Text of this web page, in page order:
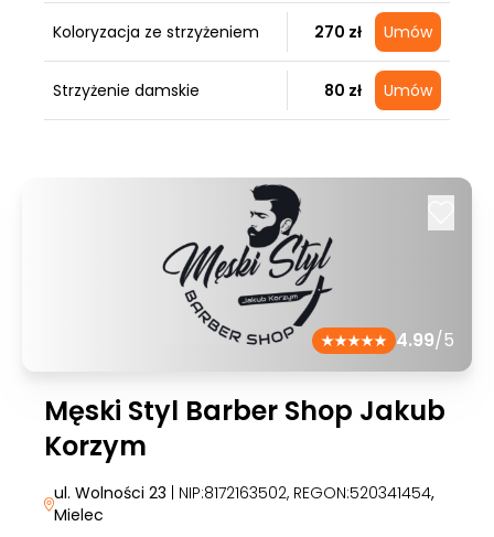
Koloryzacja ze strzyżeniem 270 zł Umów
Strzyżenie damskie 80 zł Umów
4.99/5
Męski Styl Barber Shop Jakub
Korzym
ul. Wolności 23 | NIP:8172163502, REGON:520341454,
Mielec